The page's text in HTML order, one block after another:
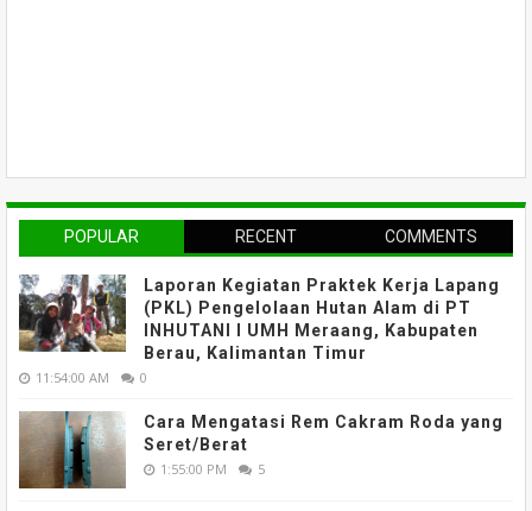
POPULAR RECENT COMMENTS
Laporan Kegiatan Praktek Kerja Lapang
(PKL) Pengelolaan Hutan Alam di PT
INHUTANI I UMH Meraang, Kabupaten
Berau, Kalimantan Timur
11:54:00 AM 0
Cara Mengatasi Rem Cakram Roda yang
Seret/Berat
1:55:00 PM 5